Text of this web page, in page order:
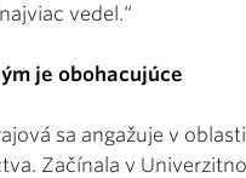
vedel.“
je obohacujúce
sa angažuje v oblasti
Začínala v